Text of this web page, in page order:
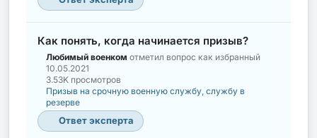
Как понять, когда начинается призыв?
Любимый военком отметил вопрос как избранный
10.05.2021
3.53K просмотров
Призыв на срочную военную службу, службу в
резерве
Ответ эксперта